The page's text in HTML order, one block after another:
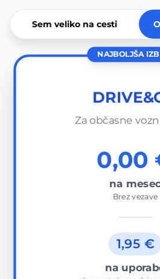
Sem veliko na cesti
NAJBOLJŠA
Za občasne
0,00
na
Brez vezave
1,95 €
na